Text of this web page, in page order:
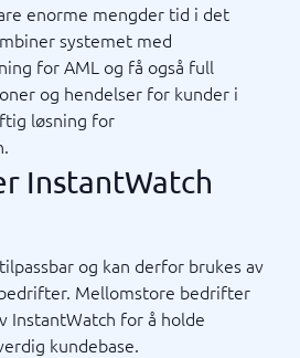
enorme mengder tid i det
systemet med
for AML og få også full
og hendelser for kunder i
løsning for
InstantWatch
og kan derfor brukes av
Mellomstore bedrifter
InstantWatch for å holde
kundebase.